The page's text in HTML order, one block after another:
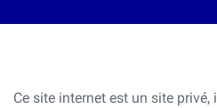
Ce site internet est un site privé,